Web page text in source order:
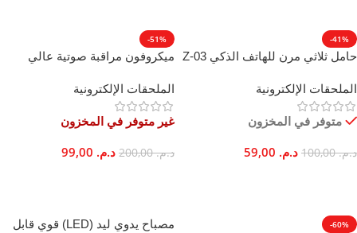
-41%
حامل ثلاثي مرن للهاتف الذكي Z-03
الملحقات الإلكترونية
متوفر في المخزون
د.م.100,00 د.م.
-51%
ميكروفون مراقبة صوتية عالي
مربع
الملحقات الإلكترونية
غير متوفر في المخزون
د.م.200,00 د.م.
-60%
مصباح يدوي ليد (LED) قوي قابل